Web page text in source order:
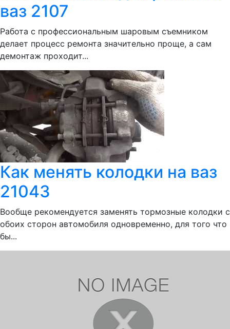
ваз 2107
Работа с профессиональным шаровым съемником
делает процесс ремонта значительно проще, а сам
демонтаж проходит...
Как менять колодки на ваз
21043
Вообще рекомендуется заменять тормозные колодки с
обоих сторон автомобиля одновременно, для того что
бы...